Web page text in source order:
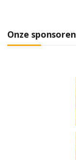
Onze sponsoren